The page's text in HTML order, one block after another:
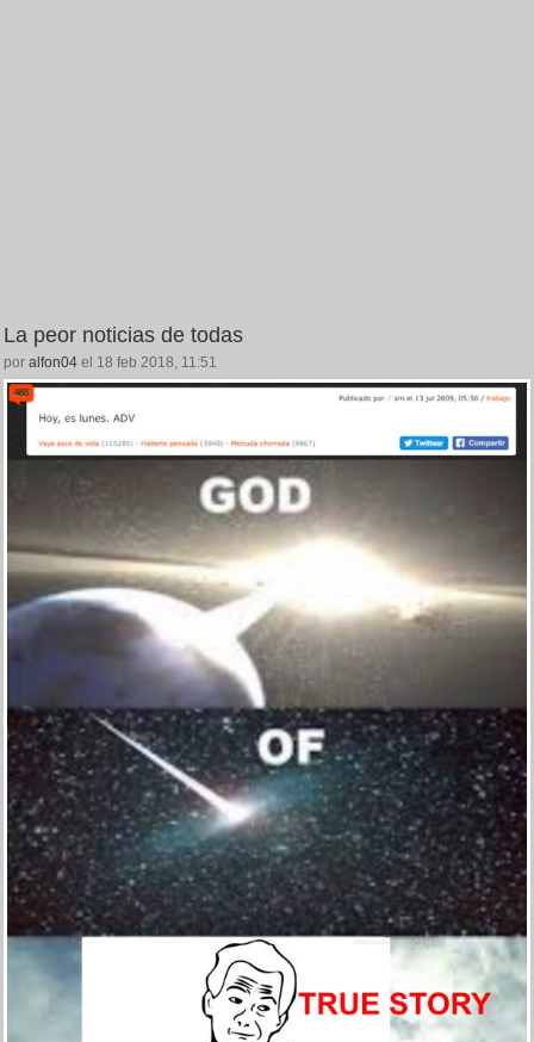
La peor noticias de todas
por alfon04 el 18 feb 2018, 11:51